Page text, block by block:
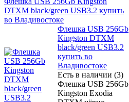
DTXM black/green USB3.2 купить
во Владивостоке
Флешка USB 256Gb
Kingston DTXM
black/green USB3.2
купить во
Владивостоке
Есть в наличии (3)
Флешка USB 256Gb
Kingston Exodia